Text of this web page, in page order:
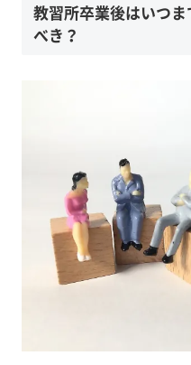
教習所卒業後はいつ
べき？